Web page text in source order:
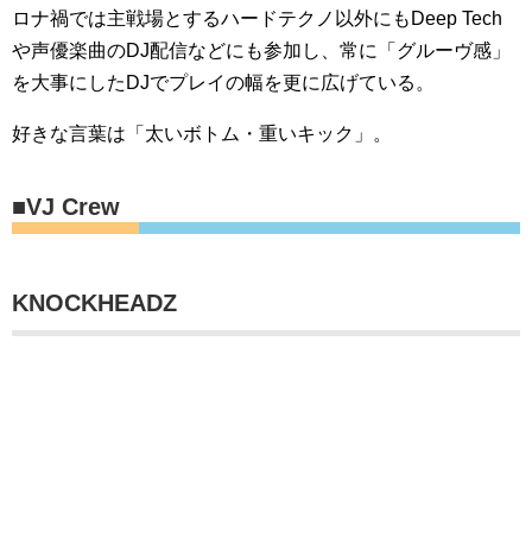
ロナ禍では主戦場とするハードテクノ以外にもDeep Tech
や声優楽曲のDJ配信などにも参加し、常に「グルーヴ感」
を大事にしたDJでプレイの幅を更に広げている。
好きな言葉は「太いボトム・重いキック」。
■VJ Crew
KNOCKHEADZ